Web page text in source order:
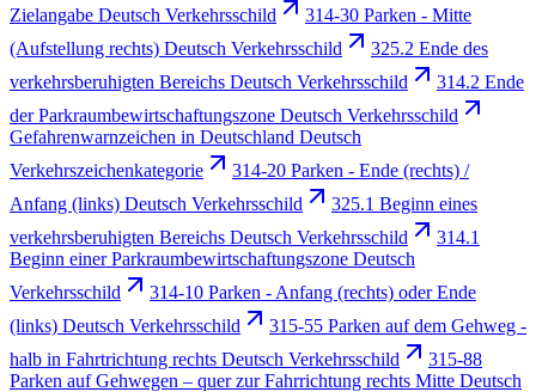
Zielangabe Deutsch Verkehrsschild
314-30 Parken - Mitte
(Aufstellung rechts) Deutsch Verkehrsschild
325.2 Ende des
verkehrsberuhigten Bereichs Deutsch Verkehrsschild
314.2 Ende
der Parkraumbewirtschaftungszone Deutsch Verkehrsschild
Gefahrenwarnzeichen in Deutschland Deutsch
Verkehrszeichenkategorie
314-20 Parken - Ende (rechts) /
Anfang (links) Deutsch Verkehrsschild
325.1 Beginn eines
verkehrsberuhigten Bereichs Deutsch Verkehrsschild
314.1
Beginn einer Parkraumbewirtschaftungszone Deutsch
Verkehrsschild
314-10 Parken - Anfang (rechts) oder Ende
(links) Deutsch Verkehrsschild
315-55 Parken auf dem Gehweg -
halb in Fahrtrichtung rechts Deutsch Verkehrsschild
315-88
Parken auf Gehwegen – quer zur Fahrrichtung rechts Mitte Deutsch